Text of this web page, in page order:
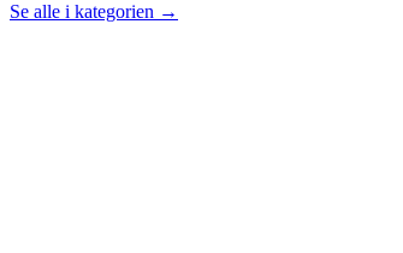
Se alle i kategorien →